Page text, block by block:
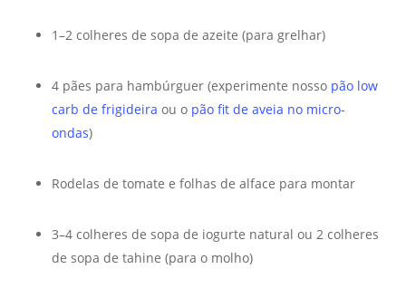
1–2 colheres de sopa de azeite (para grelhar)
4 pães para hambúrguer (experimente nosso pão low
carb de frigideira ou o pão fit de aveia no micro-
ondas)
Rodelas de tomate e folhas de alface para montar
3–4 colheres de sopa de iogurte natural ou 2 colheres
de sopa de tahine (para o molho)